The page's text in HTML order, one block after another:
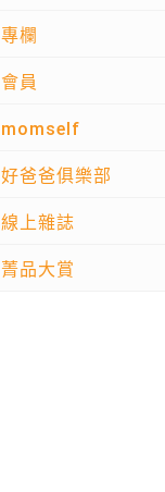
專欄
會員
momself
好爸爸俱樂部
線上雜誌
菁品大賞